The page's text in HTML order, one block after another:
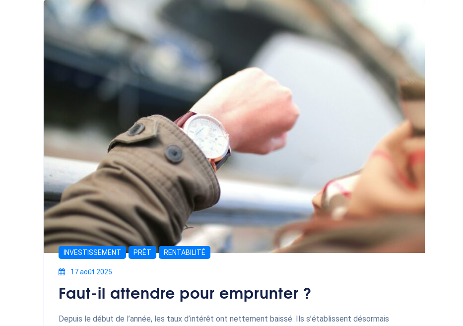
INVESTISSEMENT PRÊT RENTABILITÉ
17 août 2025
Faut-il attendre pour emprunter ?
Depuis le début de l’année, les taux d’intérêt ont nettement baissé. Ils s’établissent désormais